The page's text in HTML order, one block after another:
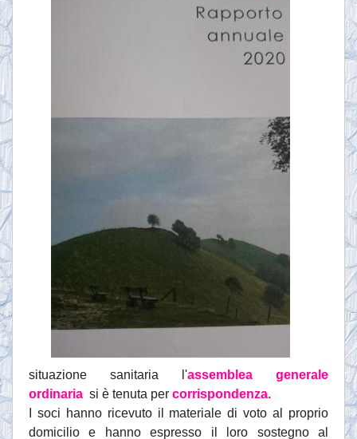
situazione sanitaria l'assemblea generale
ordinaria si è tenuta per corrispondenza.
I soci hanno ricevuto il materiale di voto al proprio
domicilio e hanno espresso il loro sostegno al